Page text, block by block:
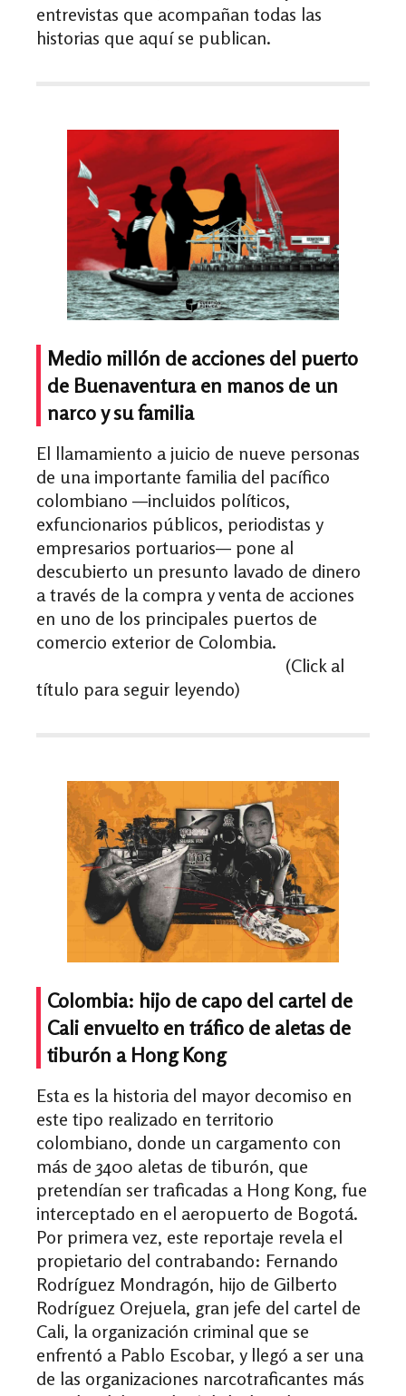
entrevistas que acompañan todas las
historias que aquí se publican.
Medio millón de acciones del puerto
de Buenaventura en manos de un
narco y su familia
El llamamiento a juicio de nueve personas
de una importante familia del pacífico
colombiano —incluidos políticos,
exfuncionarios públicos, periodistas y
empresarios portuarios— pone al
descubierto un presunto lavado de dinero
a través de la compra y venta de acciones
en uno de los principales puertos de
comercio exterior de Colombia.
(Click al
título para seguir leyendo)
Colombia: hijo de capo del cartel de
Cali envuelto en tráfico de aletas de
tiburón a Hong Kong
Esta es la historia del mayor decomiso en
este tipo realizado en territorio
colombiano, donde un cargamento con
más de 3400 aletas de tiburón, que
pretendían ser traficadas a Hong Kong, fue
interceptado en el aeropuerto de Bogotá.
Por primera vez, este reportaje revela el
propietario del contrabando: Fernando
Rodríguez Mondragón, hijo de Gilberto
Rodríguez Orejuela, gran jefe del cartel de
Cali, la organización criminal que se
enfrentó a Pablo Escobar, y llegó a ser una
de las organizaciones narcotraficantes más